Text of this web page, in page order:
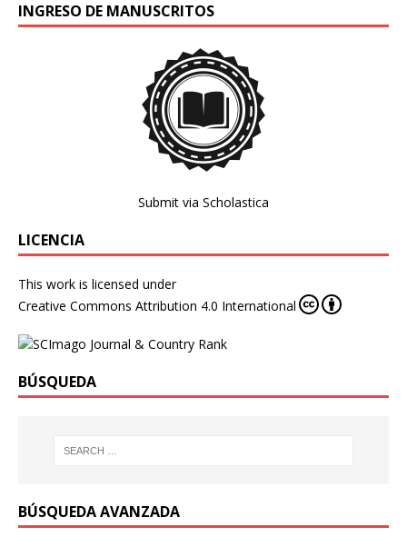
INGRESO DE MANUSCRITOS
Submit via Scholastica
LICENCIA
This work is licensed under
Creative Commons Attribution 4.0 International
BÚSQUEDA
BÚSQUEDA AVANZADA